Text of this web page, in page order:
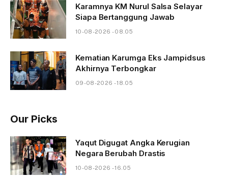
Karamnya KM Nurul Salsa Selayar
Siapa Bertanggung Jawab
10-08-2026 - 08.05
Kematian Karumga Eks Jampidsus
Akhirnya Terbongkar
09-08-2026 - 18.05
Our Picks
Yaqut Digugat Angka Kerugian
Negara Berubah Drastis
10-08-2026 - 16.05